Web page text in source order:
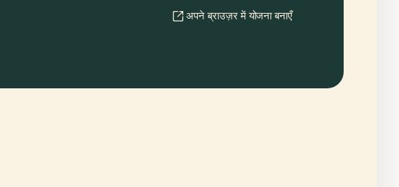
अपने ब्राउज़र में योजना बनाएँ